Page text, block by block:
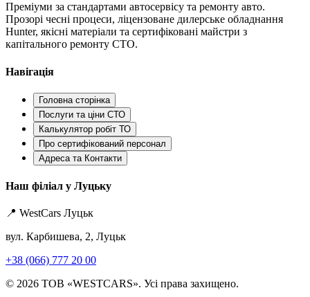
Преміуми за стандартами автосервісу та ремонту авто.
Прозорі чесні процеси, ліцензоване дилерське обладнання
Hunter, якісні матеріали та сертифіковані майстри з
капітального ремонту СТО.
Навігація
Головна сторінка
Послуги та ціни СТО
Калькулятор робіт ТО
Про сертифікований персонал
Адреса та Контакти
Наш філіал у Луцьку
📍 WestCars Луцьк
вул. Карбишева, 2, Луцьк
+38 (066) 777 20 00
© 2026 ТОВ «WESTCARS». Усі права захищено.